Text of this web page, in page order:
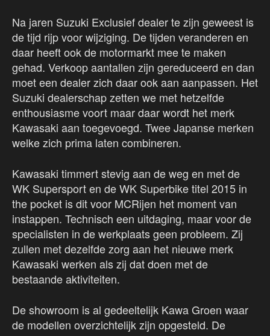
Na jaren Suzuki Exclusief dealer te zijn geweest is
de tijd rijp voor wijziging. De tijden veranderen en
daar heeft ook de motormarkt mee te maken
gehad. Verkoop aantallen zijn gereduceerd en dan
moet een dealer zich daar ook aan aanpassen. Het
Suzuki dealerschap zetten we met hetzelfde
enthousiasme voort maar daar wordt het merk
Kawasaki aan toegevoegd. Twee Japanse merken
welke zich prima laten combineren.
Kawasaki timmert stevig aan de weg en met de
WK Supersport en de WK Superbike titel 2015 in
the pocket is dit voor MCRijen het moment van
instappen. Technisch een uitdaging, maar voor de
specialisten in de werkplaats geen probleem. Zij
zullen met dezelfde zorg aan het nieuwe merk
Kawasaki werken als zij dat doen met de
bestaande aktiviteiten.
De showroom is al gedeeltelijk Kawa Groen waar
de modellen overzichtelijk zijn opgesteld. De